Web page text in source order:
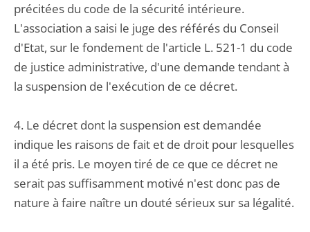
précitées du code de la sécurité intérieure.
L'association a saisi le juge des référés du Conseil
d'Etat, sur le fondement de l'article L. 521-1 du code
de justice administrative, d'une demande tendant à
la suspension de l'exécution de ce décret.
4. Le décret dont la suspension est demandée
indique les raisons de fait et de droit pour lesquelles
il a été pris. Le moyen tiré de ce que ce décret ne
serait pas suffisamment motivé n'est donc pas de
nature à faire naître un douté sérieux sur sa légalité.